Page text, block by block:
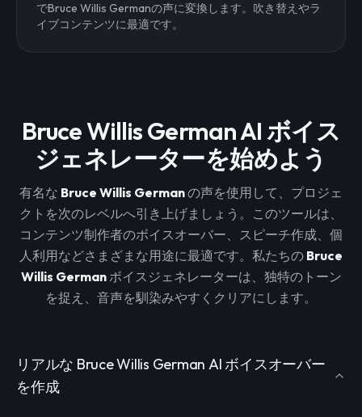
でBruce Willis Germanの声に変換します。吹き替えやラ
イブコンテンツに最適です。
Bruce Willis German AI ボイス
ジェネレーターを始めよう
有名な Bruce Willis Germanの声を使用して、プロジェ
クトを次のレベルへ引き上げましょう。このツールは、
コンテンツ制作者のボイスオーバー、スピーチ作成、個
人利用などさまざまな用途に最適です。私たちの Bruce
Willis Germanボイスジェネレーターは、独特のトーン
を捉え、音声を馴染みやすくクリアにします。
リアルな Bruce Willis German AI ボイスオーバー
を作成